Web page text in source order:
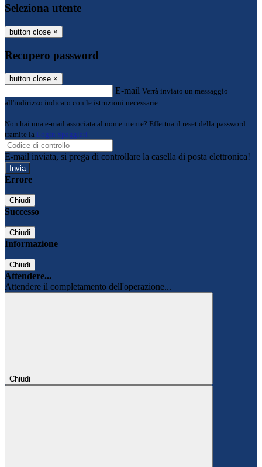
Seleziona utente
button close ×
Recupero password
button close ×
E-mail Verrà inviato un messaggio
all'indirizzo indicato con le istruzioni necessarie.
Non hai una e-mail associata al nome utente? Effettua il reset della password
tramite la Login Spaggiari
E-mail inviata, si prega di controllare la casella di posta elettronica!
Errore
Chiudi
Successo
Chiudi
Informazione
Chiudi
Attendere...
Attendere il completamento dell'operazione...
Chiudi